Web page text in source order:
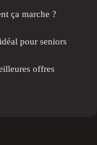
ça marche ?
pour seniors
offres